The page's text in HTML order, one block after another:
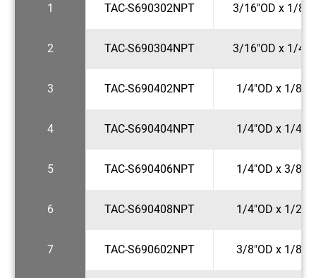
1 TAC-S690302NPT 3/16"OD x 1/
2 TAC-S690304NPT 3/16"OD x 1/
3 TAC-S690402NPT 1/4"OD x 1/
4 TAC-S690404NPT 1/4"OD x 1/
5 TAC-S690406NPT 1/4"OD x 3/
6 TAC-S690408NPT 1/4"OD x 1/
7 TAC-S690602NPT 3/8"OD x 1/